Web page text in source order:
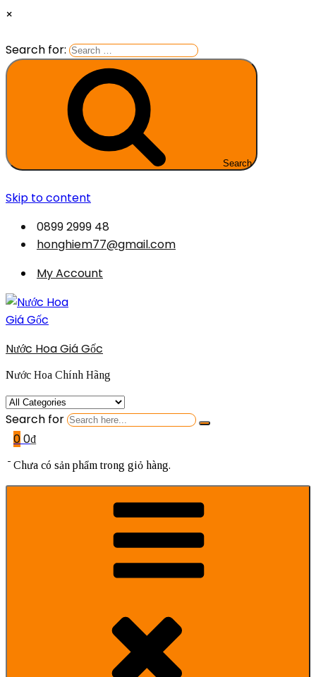
×
Search for:
Search
Skip to content
0899 2999 48
honghiem77@gmail.com
My Account
Nước Hoa Giá Gốc
Nước Hoa Chính Hãng
Search for
00₫
Chưa có sản phẩm trong giỏ hàng.